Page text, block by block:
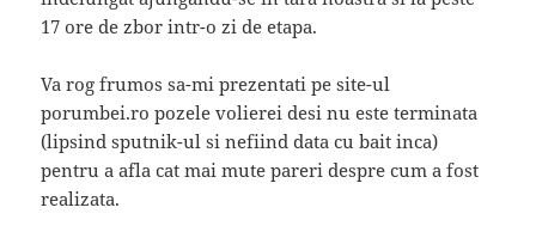
17 ore de zbor intr-o zi de etapa.
Va rog frumos sa-mi prezentati pe site-ul
porumbei.ro pozele volierei desi nu este terminata
(lipsind sputnik-ul si nefiind data cu bait inca)
pentru a afla cat mai mute pareri despre cum a fost
realizata.